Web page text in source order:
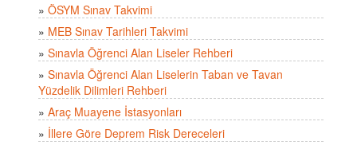
» ÖSYM Sınav Takvimi
» MEB Sınav Tarihleri Takvimi
» Sınavla Öğrenci Alan Liseler Rehberi
» Sınavla Öğrenci Alan Liselerin Taban ve Tavan
Yüzdelik Dilimleri Rehberi
» Araç Muayene İstasyonları
» İllere Göre Deprem Risk Dereceleri